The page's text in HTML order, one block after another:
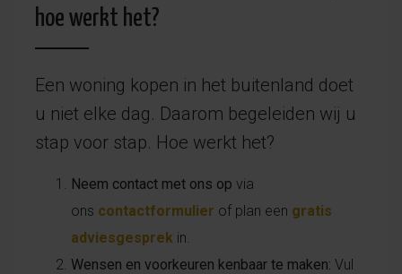
hoe werkt het?
Een woning kopen in het buitenland doet
u niet elke dag. Daarom begeleiden wij u
stap voor stap. Hoe werkt het?
Neem contact met ons op via
ons contactformulier of plan een gratis
adviesgesprek in.
Wensen en voorkeuren kenbaar te maken: Vul